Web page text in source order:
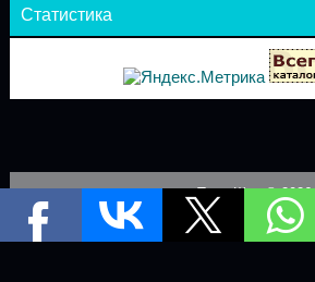
Статистика
Теле-Шоу © 2026